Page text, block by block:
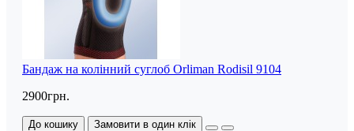
Бандаж на колінний суглоб Orliman Rodisil 9104
2900грн.
До кошику Замовити в один клік